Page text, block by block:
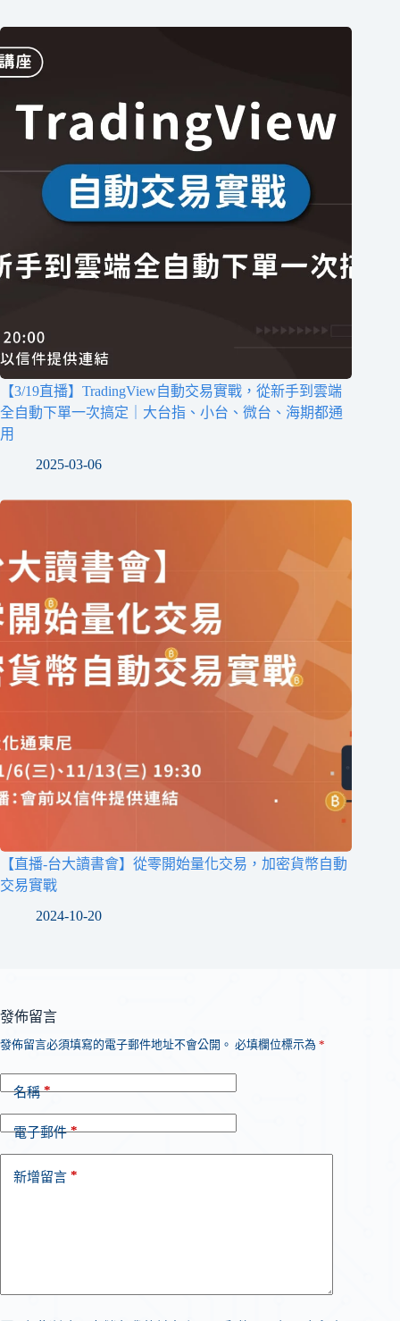
【3/19直播】TradingView自動交易實戰，從新手到雲端
全自動下單一次搞定｜大台指、小台、微台、海期都通
用
2025-03-06
【直播-台大讀書會】從零開始量化交易，加密貨幣自動
交易實戰
2024-10-20
發佈留言
發佈留言必須填寫的電子郵件地址不會公開。 必填欄位標示為 *
名稱*
電子郵件*
新增留言 *